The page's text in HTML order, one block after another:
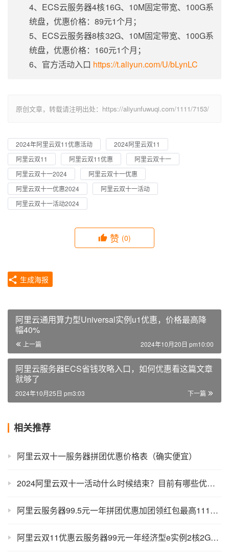
4、ECS云服务器4核16G、10M固定带宽、100G系
统盘，优惠价格：89元1个月；
5、ECS云服务器8核32G、10M固定带宽、100G系
统盘，优惠价格：160元1个月；
6、官方活动入口 https://t.aliyun.com/U/bLynLC
原创文章，转载请注明出处：https://aliyunfuwuqi.com/1111/7153/
2024年阿里云双11优惠活动
2024阿里云双11
阿里云双11
阿里云双11优惠
阿里云双十一
阿里云双十一2024
阿里云双十一优惠
阿里云双十一优惠2024
阿里云双十一活动
阿里云双十一活动2024
赞 (0)
生成海报
阿里云通用算力型Universal实例u1优惠，价格最高降
幅40%
上一篇 2024年10月20日 pm10:00
阿里云服务器ECS省钱攻略入口，如何优惠看这篇文章
就够了
下一篇
2024年10月25日 pm3:03
相关推荐
阿里云双十一服务器拼团优惠价格表（确实便宜）
2024阿里云双十一活动什么时候结束？目前有哪些优惠？
阿里云服务器99.5元一年拼团优惠加团领红包最高1111元
阿里云双11优惠云服务器99元一年经济型e实例2核2G配置